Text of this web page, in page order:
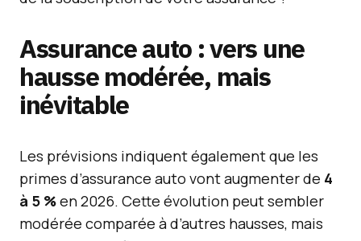
Assurance auto : vers une
hausse modérée, mais
inévitable
Les prévisions indiquent également que les
primes d’assurance auto vont augmenter de 4
à 5 %en 2026. Cette évolution peut sembler
modérée comparée à d’autres hausses, mais